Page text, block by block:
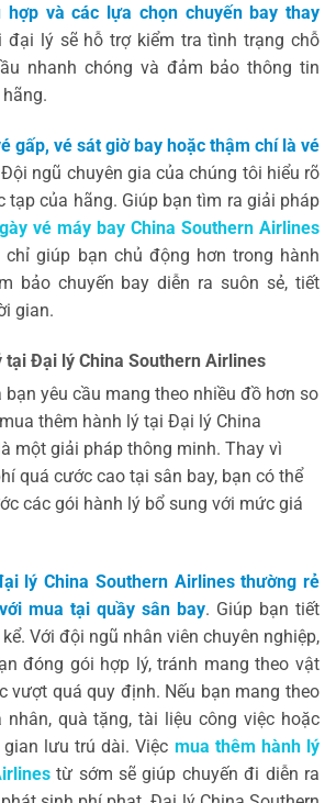
và các lựa chọn chuyến bay thay
đại lý sẽ hỗ trợ kiểm tra tình trạng chỗ
nhanh chóng và đảm bảo thông tin
gấp, vé sát giờ bay hoặc thậm chí là vé
ngũ chuyên gia của chúng tôi hiểu rõ
tạp của hãng. Giúp bạn tìm ra giải pháp
vé máy bay China Southern Airlines
chỉ giúp bạn chủ động hơn trong hành
bảo chuyến bay diễn ra suôn sẻ, tiết
gian.
tại Đại lý China Southern Airlines
bạn yêu cầu mang theo nhiều đồ hơn so
thêm hành lý tại Đại lý China
một giải pháp thông minh. Thay vì
quá cước cao tại sân bay, bạn có thể
các gói hành lý bổ sung với mức giá
lý China Southern Airlines thường rẻ
mua tại quầy sân bay. Giúp bạn tiết
Với đội ngũ nhân viên chuyên nghiệp,
đóng gói hợp lý, tránh mang theo vật
vượt quá quy định. Nếu bạn mang theo
nhân, quà tặng, tài liệu công việc hoặc
lưu trú dài. Việc mua thêm hành lý
từ sớm sẽ giúp chuyến đi diễn ra